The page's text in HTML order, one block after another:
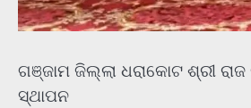
ଗଞ୍ଜାମ ଜିଲ୍ଲା ଧରାକୋଟ ଶ୍ରୀ
ସ୍ଥାପନ